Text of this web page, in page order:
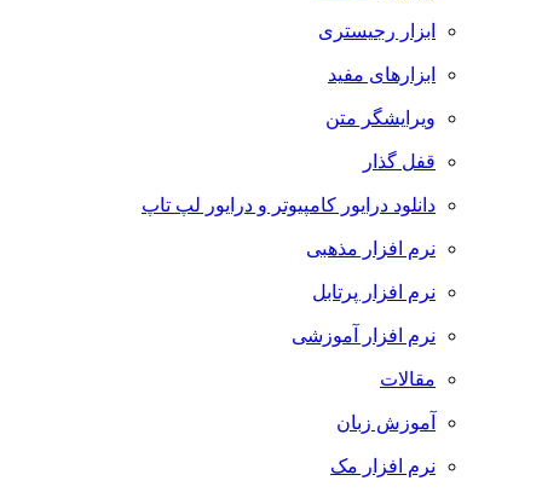
ابزار رجیستری
ابزارهای مفید
ویرایشگر متن
قفل گذار
دانلود درایور کامپیوتر و درایور لپ تاپ
نرم افزار مذهبی
نرم افزار پرتابل
نرم افزار آموزشی
مقالات
آموزش زبان
نرم افزار مک